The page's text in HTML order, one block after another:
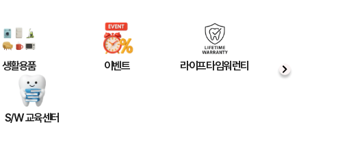
생활용품 이벤트 라이프타임워런티
S/W 교육센터